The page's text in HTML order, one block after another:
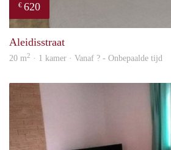
€ 620
Aleidisstraat
20 m2 · 1 kamer · Vanaf ? - Onbepaalde tijd